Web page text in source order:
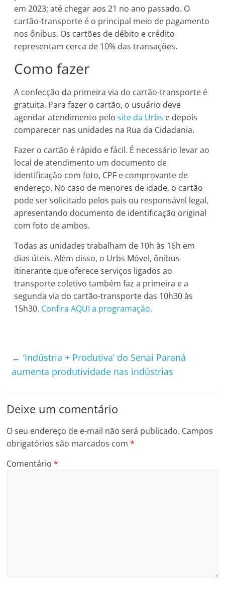
em 2023; até chegar aos 21 no ano passado. O
cartão-transporte é o principal meio de pagamento
nos ônibus. Os cartões de débito e crédito
representam cerca de 10% das transações.
Como fazer
A confecção da primeira via do cartão-transporte é
gratuita. Para fazer o cartão, o usuário deve
agendar atendimento pelosite da Urbs e depois
comparecer nas unidades na Rua da Cidadania.
Fazer o cartão é rápido e fácil. É necessário levar ao
local de atendimento um documento de
identificação com foto, CPF e comprovante de
endereço. No caso de menores de idade, o cartão
pode ser solicitado pelos pais ou responsável legal,
apresentando documento de identificação original
com foto de ambos.
Todas as unidades trabalham de 10h às 16h em
dias úteis. Além disso, o Urbs Móvel, ônibus
itinerante que oferece serviços ligados ao
transporte coletivo também faz a primeira e a
segunda via do cartão-transporte das 10h30 às
15h30. Confira AQUI a programação.
← ‘Indústria + Produtiva’ do Senai Paraná
aumenta produtividade nas indústrias
Deixe um comentário
O seu endereço de e-mail não será publicado. Campos
obrigatórios são marcados com*
Comentário*